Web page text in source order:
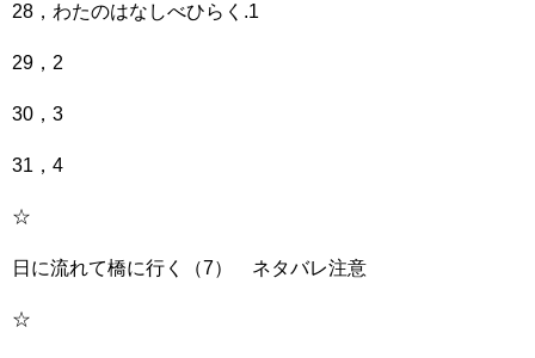
28，わたのはなしべひらく.1
29，2
30，3
31，4
☆
日に流れて橋に行く（7） ネタバレ注意
☆